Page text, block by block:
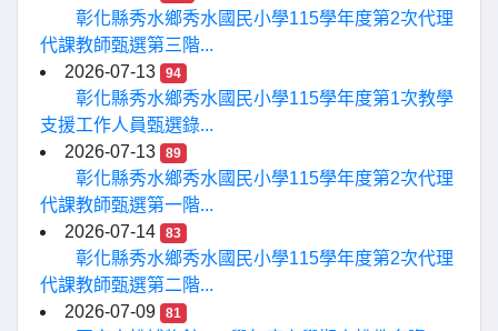
彰化縣秀水鄉秀水國民小學115學年度第2次代理
代課教師甄選第三階...
2026-07-13
94
彰化縣秀水鄉秀水國民小學115學年度第1次教學
支援工作人員甄選錄...
2026-07-13
89
彰化縣秀水鄉秀水國民小學115學年度第2次代理
代課教師甄選第一階...
2026-07-14
83
彰化縣秀水鄉秀水國民小學115學年度第2次代理
代課教師甄選第二階...
2026-07-09
81